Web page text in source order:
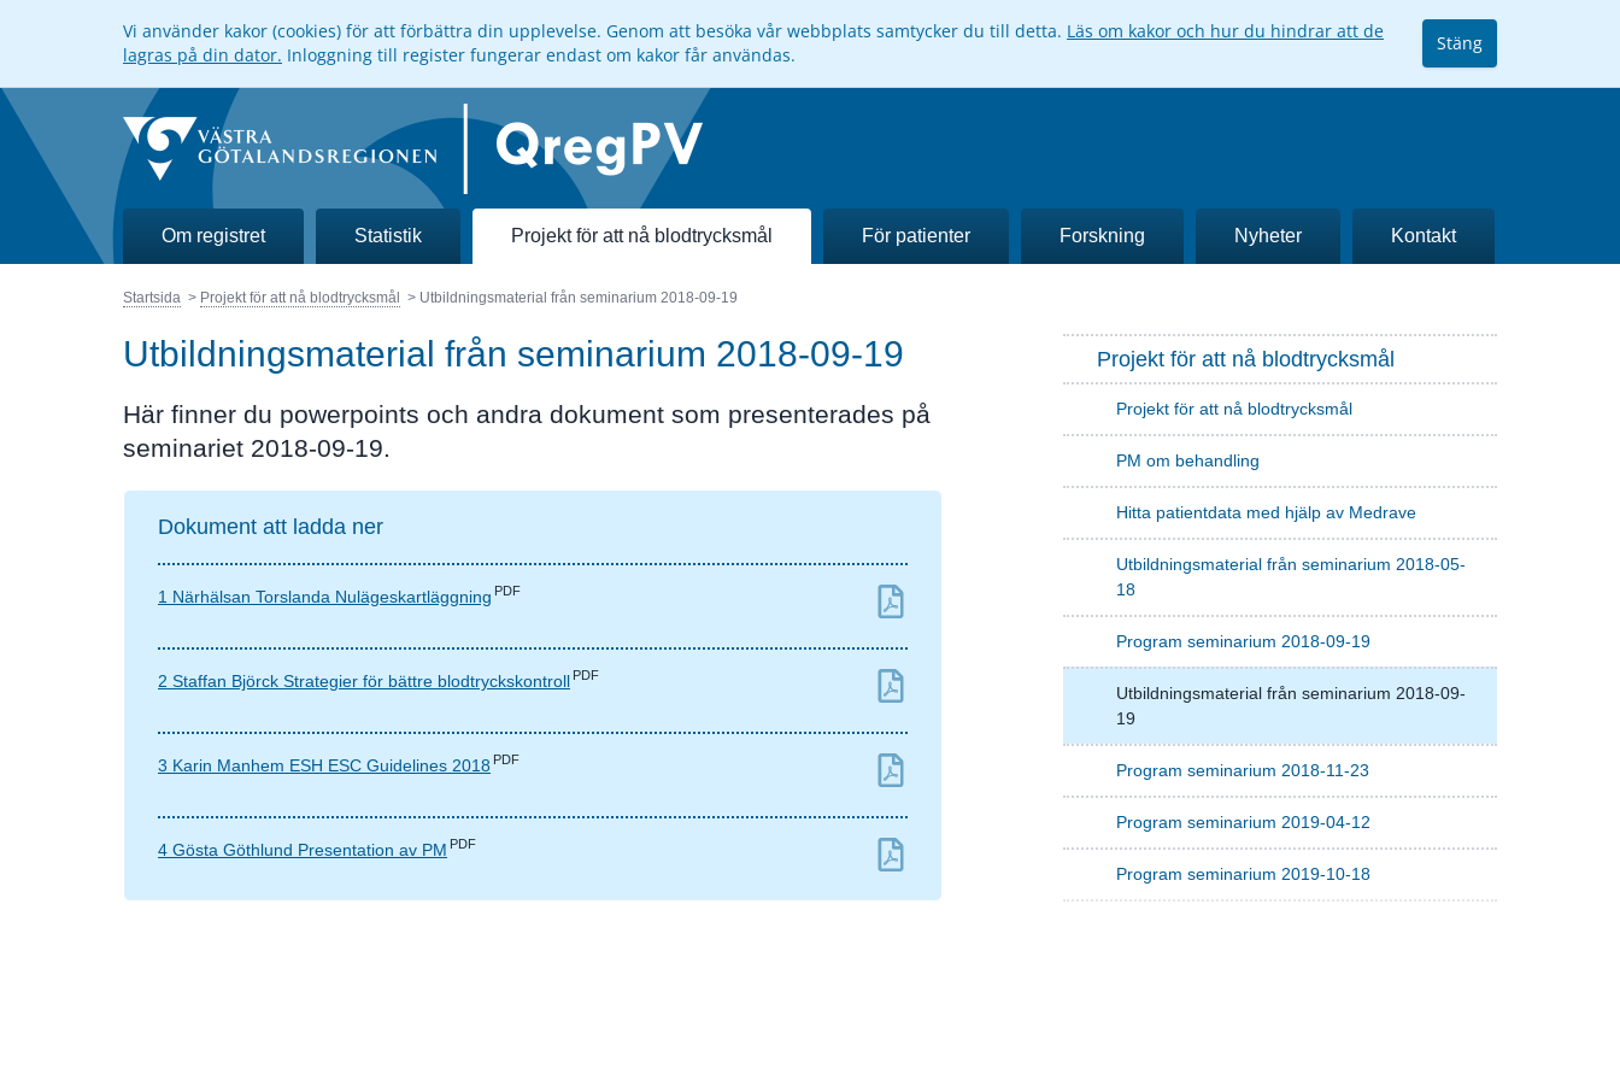
Vi använder kakor (cookies) för att förbättra din upplevelse. Genom att besöka vår webbplats samtycker du till detta. Läs om kakor och hur du hindrar att de
lagras på din dator. Inloggning till register fungerar endast om kakor får användas.
Stäng
Om registret Statistik Projekt för att nå blodtrycksmål För patienter Forskning Nyheter Kontakt
Startsida Projekt för att nå blodtrycksmål Utbildningsmaterial från seminarium 2018-09-19
Utbildningsmaterial från seminarium 2018-09-19
Här finner du powerpoints och andra dokument som presenterades på
seminariet 2018-09-19.
Dokument att ladda ner
1 Närhälsan Torslanda Nulägeskartläggning PDF
2 Staffan Björck Strategier för bättre blodtryckskontroll PDF
3 Karin Manhem ESH ESC Guidelines 2018 PDF
4 Gösta Göthlund Presentation av PM PDF
Projekt för att nå blodtrycksmål
Projekt för att nå blodtrycksmål
PM om behandling
Hitta patientdata med hjälp av Medrave
Utbildningsmaterial från seminarium 2018-05-
18
Program seminarium 2018-09-19
Utbildningsmaterial från seminarium 2018-09-
19
Program seminarium 2018-11-23
Program seminarium 2019-04-12
Program seminarium 2019-10-18